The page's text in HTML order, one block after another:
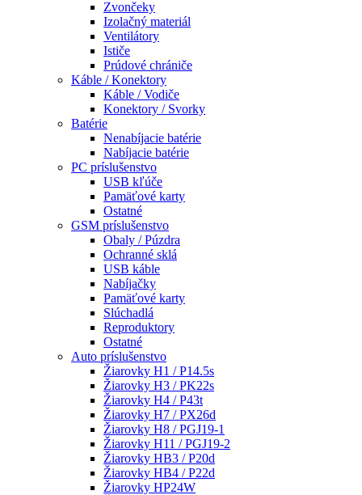
Zvončeky
Izolačný materiál
Ventilátory
Ističe
Prúdové chrániče
Káble / Konektory
Káble / Vodiče
Konektory / Svorky
Batérie
Nenabíjacie batérie
Nabíjacie batérie
PC príslušenstvo
USB kľúče
Pamäťové karty
Ostatné
GSM príslušenstvo
Obaly / Púzdra
Ochranné sklá
USB káble
Nabíjačky
Pamäťové karty
Slúchadlá
Reproduktory
Ostatné
Auto príslušenstvo
Žiarovky H1 / P14.5s
Žiarovky H3 / PK22s
Žiarovky H4 / P43t
Žiarovky H7 / PX26d
Žiarovky H8 / PGJ19-1
Žiarovky H11 / PGJ19-2
Žiarovky HB3 / P20d
Žiarovky HB4 / P22d
Žiarovky HP24W